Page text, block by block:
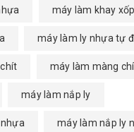
máy làm khay
máy làm ly nhựa tự
máy làm màng
máy làm nắp ly
máy làm nắp ly